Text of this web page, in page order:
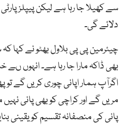
سے کھیلا جا رہا ہے لیکن
دلائے گی۔
چیئرمین پی پی بلاول بھٹو نے کہا
بھی ڈاکہ مارا جا رہا ہے۔ انہوں ںے
اگرآپ ہمار اپانی چوری کریں گے تو
مریں گے اور کراچی کو بھی پانی نہیں
پانی کی منصفانہ تقسیم کو یقینی